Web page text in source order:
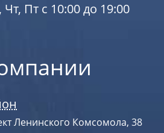
Ленинского Комсомола, 38
Пт с 10:00 до 19:00